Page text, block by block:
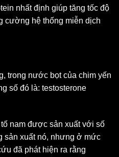
nhất định giúp tăng tốc độ
cường hệ thống miễn dịch
trong nước bọt của chim yến
số đó là: testosterone
tố nam được sản xuất với số
sản xuất nó, nhưng ở mức
đã phát hiện ra rằng